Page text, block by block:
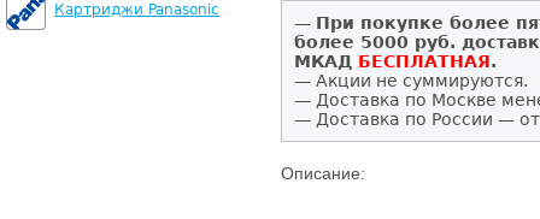
Картриджи Panasonic
— При покупке более
более 5000 руб.
МКАД БЕСПЛАТНАЯ.
— Акции не суммируются.
— Доставка по Москве
— Доставка по России —
Описание: